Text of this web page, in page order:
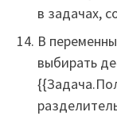
в задачах,
В
выбирать